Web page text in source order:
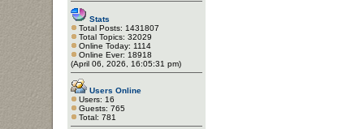
Stats
Total Posts: 1431807
Total Topics: 32029
Online Today: 1114
Online Ever: 18918
(April 06, 2026, 16:05:31 pm)
Users Online
Users: 16
Guests: 765
Total: 781